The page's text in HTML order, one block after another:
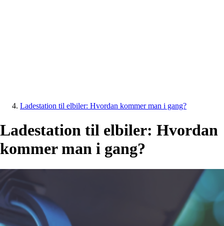
Ladestation til elbiler: Hvordan kommer man i gang?
Ladestation til elbiler: Hvordan
kommer man i gang?